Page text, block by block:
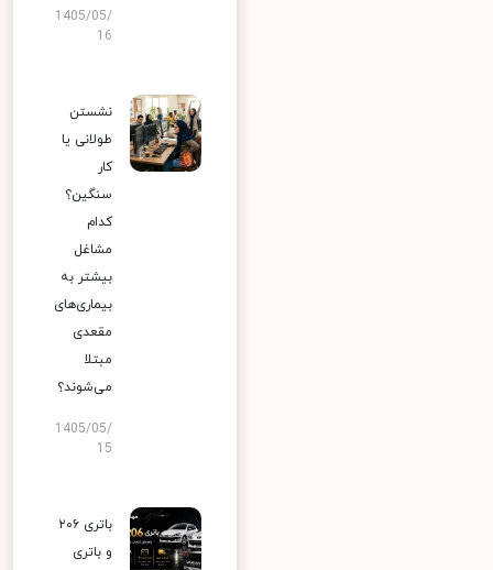
1405/05/
16
نشستن
طولانی یا
کار
سنگین؟
کدام
مشاغل
بیشتر به
بیماری‌های
مقعدی
مبتلا
می‌شوند؟
1405/05/
15
باتری ۲۰۶
و باتری